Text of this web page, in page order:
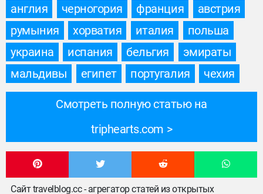
англия
черногория франция
австрия
румыния
хорватия италия
польша
украина
испания бельгия
эмираты
мальдивы
египет португалия чехия
Смотреть полную статью на
triphearts.com
Сайт travelblog.cc - агрегатор статей из открытых